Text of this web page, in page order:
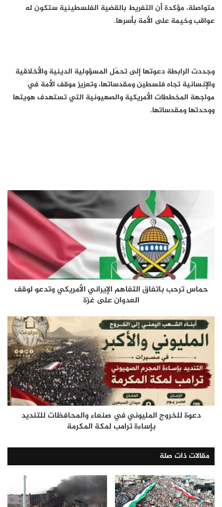
متواصلة، مؤكدة أن التفريط بالقضية الفلسطينية ستكون له
عواقب وخيمة على الأمة بأسرها.
وجددت الرابطة دعوتها إلى تحمّل المسؤولية الدينية والأخلاقية
والإنسانية تجاه فلسطين ومقدساتها، وتعزيز موقف الأمة في
مواجهة المخططات الأمريكية والصهيونية التي تستهدف هويتها
ووحدتها ومقدساتها.
حماس ترحب باتفاق التفاهم الإيراني الأمريكي وتدعو لوقف
العدوان على غزة
دعوة للخروج المليوني في صنعاء والمحافظات للتنديد
بإساءة ترامب لمكة المكرمة
مقالات ذات صلة